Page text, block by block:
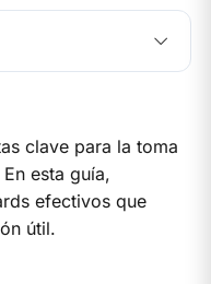
clave para la toma
esta guía,
efectivos que
útil.